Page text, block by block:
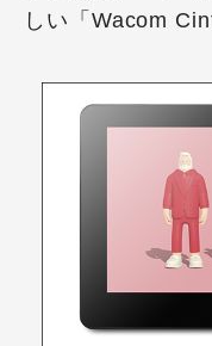
しい「Wacom